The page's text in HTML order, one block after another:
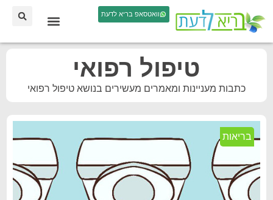
וואטסאפ בריא לדעת
טיפול רפואי
כתבות מעניינות ומאמרים מעשירים בנושא טיפול רפואי
בריאות